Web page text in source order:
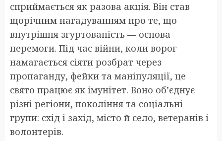
сприймається як разова акція. Він став
щорічним нагадуванням про те, що
внутрішня згуртованість — основа
перемоги. Під час війни, коли ворог
намагається сіяти розбрат через
пропаганду, фейки та маніпуляції, це
свято працює як імунітет. Воно об’єднує
різні регіони, покоління та соціальні
групи: схід і захід, місто й село, ветеранів і
волонтерів.